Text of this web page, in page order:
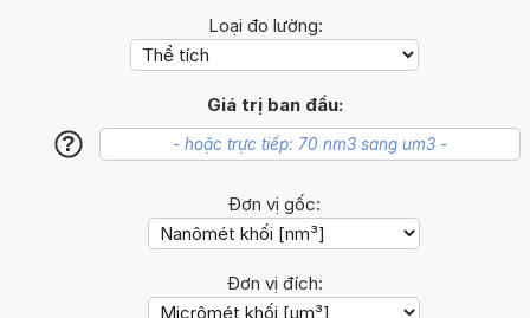
Loại đo lường:
Giá trị ban đầu:
?
Đơn vị gốc:
Đơn vị đích: